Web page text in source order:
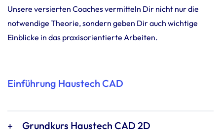
Unsere versierten Coaches vermit­teln Dir nicht nur die
notwen­dige Theorie, sondern geben Dir auch wich­tige
Einblicke in das praxis­ori­en­tierte Arbeiten.
Einführung Haustech CAD
Grundkurs Haustech CAD 2D